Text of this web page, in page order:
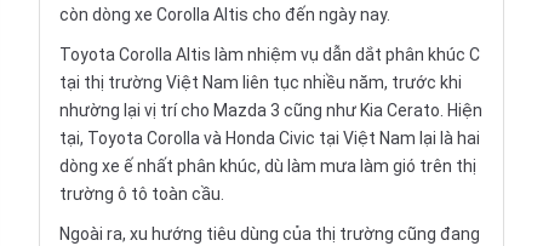
còn dòng xe Corolla Altis cho đến ngày nay.
Toyota Corolla Altis làm nhiệm vụ dẫn dắt phân khúc C
tại thị trường Việt Nam liên tục nhiều năm, trước khi
nhường lại vị trí cho Mazda 3 cũng như Kia Cerato. Hiện
tại, Toyota Corolla và Honda Civic tại Việt Nam lại là hai
dòng xe ế nhất phân khúc, dù làm mưa làm gió trên thị
trường ô tô toàn cầu.
Ngoài ra, xu hướng tiêu dùng của thị trường cũng đang